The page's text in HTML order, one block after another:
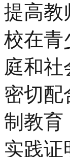
提高教
校在青
庭和社
密切配
制教育
实践证